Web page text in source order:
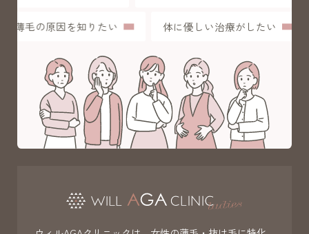
薄毛の原因を知りたい 体に優しい治療がしたい